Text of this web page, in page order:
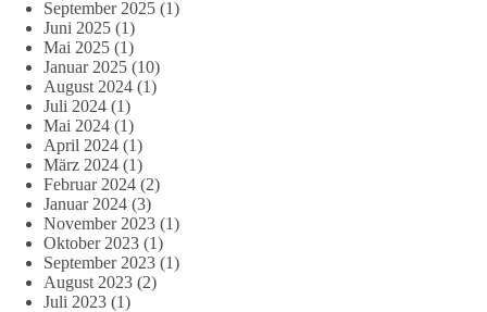
September 2025 (1)
Juni 2025 (1)
Mai 2025 (1)
Januar 2025 (10)
August 2024 (1)
Juli 2024 (1)
Mai 2024 (1)
April 2024 (1)
März 2024 (1)
Februar 2024 (2)
Januar 2024 (3)
November 2023 (1)
Oktober 2023 (1)
September 2023 (1)
August 2023 (2)
Juli 2023 (1)